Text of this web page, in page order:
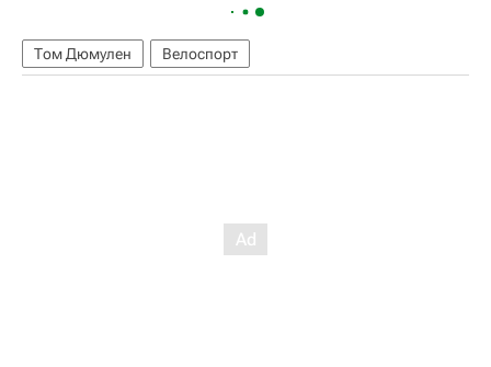
Том Дюмулен Велоспорт